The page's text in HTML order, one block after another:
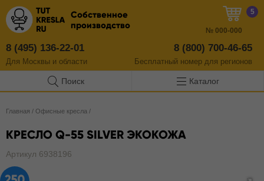
Собственное
производство
8 (495) 136-22-01
Для Москвы и области
8 (800) 700-46-65
Бесплатный номер для регионов
5
№ 000-000
Поиск Каталог
Главная / Офисные кресла /
КРЕСЛО Q-55 SILVER ЭКОКОЖА
Артикул 6938196